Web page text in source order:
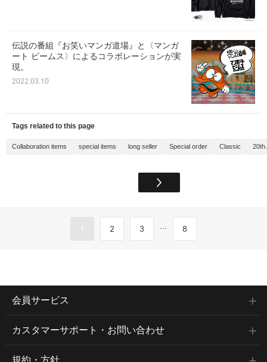
伝説の番組『お笑いマンガ道場』と〈マンガ
ート ビームス〉によるコラボレーションが実
現。
2022.03.10
Tags related to this page
Collaboration items special items long seller Special order Classic 20th
1 2 3 ... 8
会員サービス
カスタマーサポート・お問い合わせ